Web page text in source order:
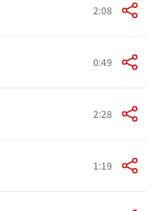
2:08
0:49
2:28
1:19